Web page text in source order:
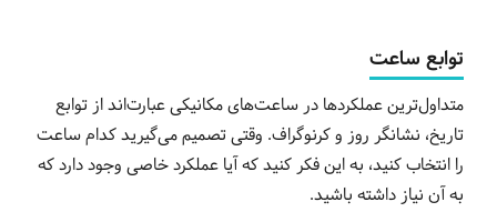
توابع ساعت
متداول‌ترین عملکردها در ساعت‌های مکانیکی عبارت‌اند از توابع
تاریخ، نشانگر روز و کرنوگراف. وقتی تصمیم می‌گیرید کدام ساعت
را انتخاب کنید، به این فکر کنید که آیا عملکرد خاصی وجود دارد که
به آن نیاز داشته باشید.